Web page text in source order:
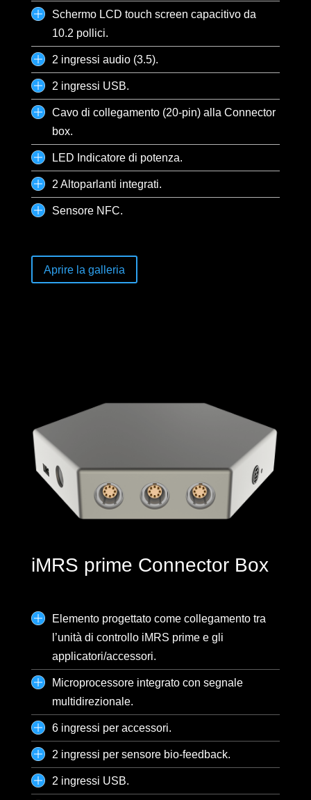
Schermo LCD touch screen capacitivo da
10.2 pollici.
2 ingressi audio (3.5).
2 ingressi USB.
Cavo di collegamento (20-pin) alla Connector
box.
LED Indicatore di potenza.
2 Altoparlanti integrati.
Sensore NFC.
Aprire la galleria
iMRS prime Connector Box
Elemento progettato come collegamento tra
l’unità di controllo iMRS prime e gli
applicatori/accessori.
Microprocessore integrato con segnale
multidirezionale.
6 ingressi per accessori.
2 ingressi per sensore bio-feedback.
2 ingressi USB.